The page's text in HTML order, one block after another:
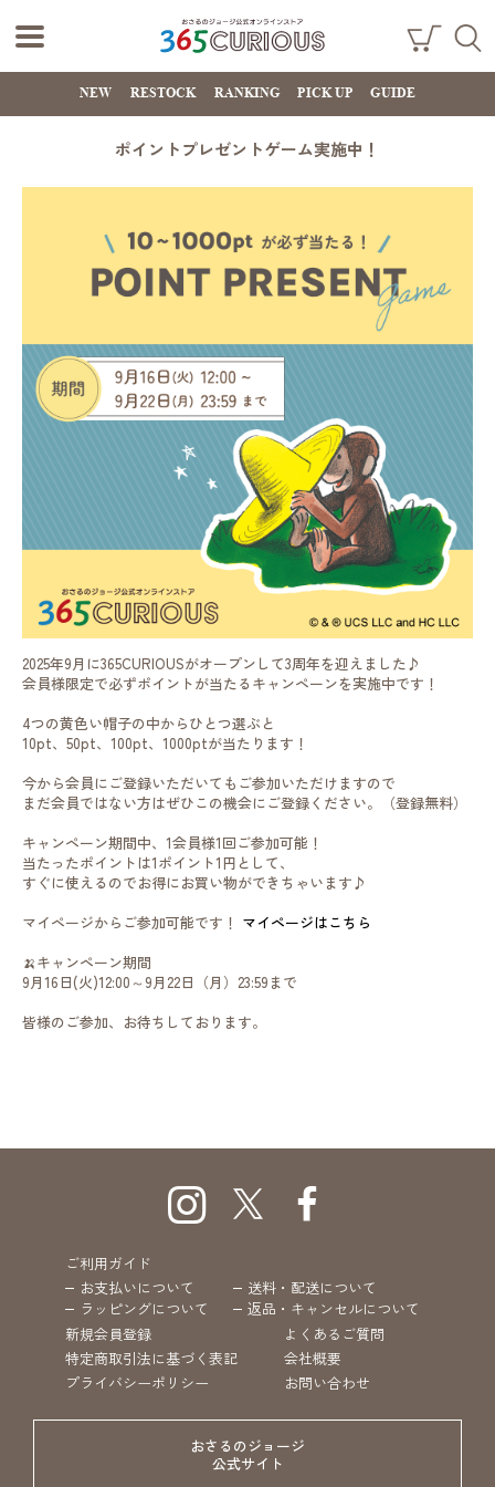
おさるのジョー
ジ公式オンライ
ンストア
ング
カー
NEW RESTOCK RANKING PICK UP GUIDE
ポイントプレゼントゲーム実施中！
2025年9月に365CURIOUSがオープンして3周年を迎えました♪
会員様限定で必ずポイントが当たるキャンペーンを実施中です！
4つの黄色い帽子の中からひとつ選ぶと
10pt、50pt、100pt、1000ptが当たります！
今から会員にご登録いただいてもご参加いただけますので
まだ会員ではない方はぜひこの機会にご登録ください。（登録無料）
キャンペーン期間中、1会員様1回ご参加可能！
当たったポイントは1ポイント1円として、
すぐに使えるのでお得にお買い物ができちゃいます♪
マイページからご参加可能です！ マイページはこちら
🍌キャンペーン期間
9月16日(火)12:00～9月22日（月）23:59まで
皆様のご参加、お待ちしております。
ご利用ガイド
お支払いについて
送料・配送について
ラッピングについて
返品・キャンセルについて
新規会員登録
よくあるご質問
特定商取引法に基づく表記
会社概要
プライバシーポリシー
お問い合わせ
おさるのジョージ
公式サイト